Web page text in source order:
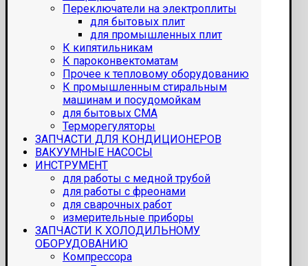
Переключатели на электроплиты
для бытовых плит
для промышленных плит
К кипятильникам
К пароконвектоматам
Прочее к тепловому оборудованию
К промышленным стиральным
машинам и посудомойкам
для бытовых СМА
Терморегуляторы
ЗАПЧАСТИ ДЛЯ КОНДИЦИОНЕРОВ
ВАКУУМНЫЕ НАСОСЫ
ИНСТРУМЕНТ
для работы с медной трубой
для работы с фреонами
для сварочных работ
измерительные приборы
ЗАПЧАСТИ К ХОЛОДИЛЬНОМУ
ОБОРУДОВАНИЮ
Компрессора